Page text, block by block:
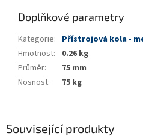
Související produkty
Doplňkové parametry
Kategorie: Přístrojová kola -
Hmotnost:
0.26 kg
Průměr:
75 mm
Nosnost: 75 kg